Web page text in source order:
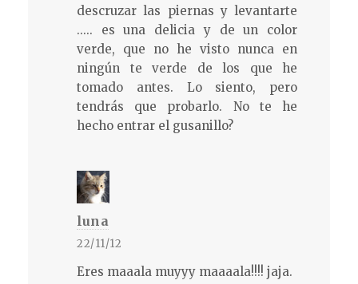
descruzar las piernas y levantarte
..... es una delicia y de un color
verde, que no he visto nunca en
ningún te verde de los que he
tomado antes. Lo siento, pero
tendrás que probarlo. No te he
hecho entrar el gusanillo?
luna
22/11/12
Eres maaala muyyy maaaala!!!! jaja.